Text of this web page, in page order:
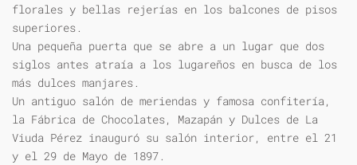
florales y bellas rejerías en los balcones de pisos
superiores.
Una pequeña puerta que se abre a un lugar que dos
siglos antes atraía a los lugareños en busca de los
más dulces manjares.
Un antiguo salón de meriendas y famosa confitería,
la Fábrica de Chocolates, Mazapán y Dulces de La
Viuda Pérez inauguró su salón interior, entre el 21
y el 29 de Mayo de 1897.